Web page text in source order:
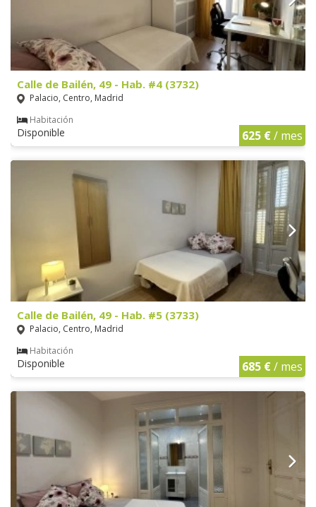
Calle de Bailén, 49 - Hab. #4 (3732)
Palacio, Centro, Madrid
Habitación
Disponible 625 €/ mes
Calle de Bailén, 49 - Hab. #5 (3733)
Palacio, Centro, Madrid
Habitación
Disponible 685 €/ mes